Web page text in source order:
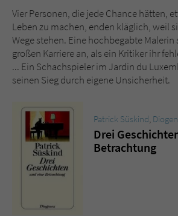
Vier Personen, die jede Chance hätten,
Leben zu machen, enden kläglich, weil
Wege stehen. Eine hochbegabte Malerin
großen Karriere an, als ein Kritiker ihr
... Ein Schachspieler im Jardin du
seinen Sieg durch eigene Unsicherheit.
Patrick Süskind,
Drei
Betrachtung
Zweck Cookie für Kommentare
Name fe_typo_user
Anbieter Literatur-Couch Medien
Laufzeit
Zweck
Dieses Cookie
Kommunikation der